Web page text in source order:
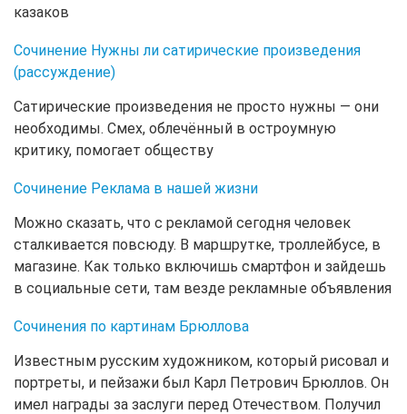
казаков
Сочинение Нужны ли сатирические произведения
(рассуждение)
Сатирические произведения не просто нужны — они
необходимы. Смех, облечённый в остроумную
критику, помогает обществу
Сочинение Реклама в нашей жизни
Можно сказать, что с рекламой сегодня человек
сталкивается повсюду. В маршрутке, троллейбусе, в
магазине. Как только включишь смартфон и зайдешь
в социальные сети, там везде рекламные объявления
Сочинения по картинам Брюллова
Известным русским художником, который рисовал и
портреты, и пейзажи был Карл Петрович Брюллов. Он
имел награды за заслуги перед Отечеством. Получил